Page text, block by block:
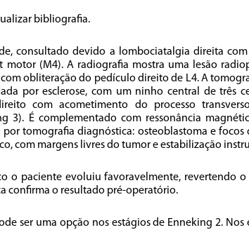
bibliografia.
consultado devido a lombociatalgia direita
motor (M4). A radiografia mostra uma lesão
obliteração do pedículo direito de L4. A
por esclerose, com um ninho central de três
com acometimento do processo
3). É complementado com ressonância
tomografia diagnóstica: osteoblastoma e focos
com margens livres do tumor e estabilização
o paciente evoluiu favoravelmente, revertendo
confirma o resultado pré-operatório.
ser uma opção nos estágios de Enneking 2. Nos